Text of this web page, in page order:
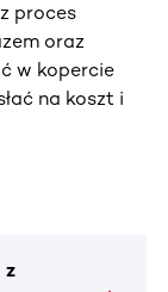
proces
oraz
w kopercie
na koszt i
z